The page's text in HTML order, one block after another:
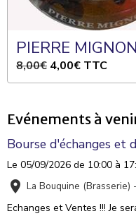
8,00€ 4,00€ TTC
Evénements à
Bourse d'échanges et
Le 05/09/2026 de 10:00 à
La Bouquine (Brasserie)
Echanges et Ventes !!! Je